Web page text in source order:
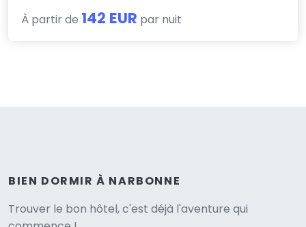
À partir de 142 EUR par nuit
BIEN DORMIR À NARBONNE
Trouver le bon hôtel, c'est déjà l'aventure qui